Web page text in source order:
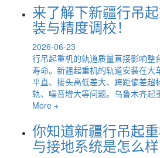
来了解下新疆行吊
装与精度调校！
2026-06-23
行吊起重机的轨道质量直接影响整
寿命。新疆起重机的轨道安装在大
平直、接头高低差大、跨距偏差超
轨、噪音增大等问题。乌鲁木齐起
More +
你知道新疆行吊起
与接地系统是怎么样